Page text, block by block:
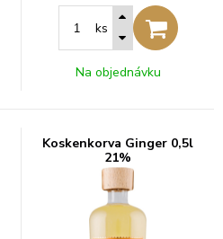
ks
Na objednávku
Koskenkorva Ginger 0,5l
21%